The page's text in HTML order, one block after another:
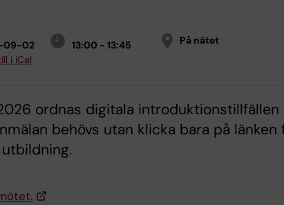
09-02
13:00 - 13:45
i iCal
På nätet
ordnas digitala introduktionstillfällen
behövs utan klicka bara på länken